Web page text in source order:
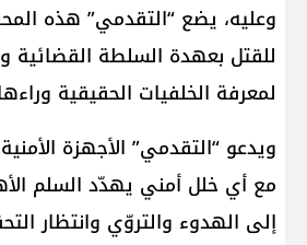
وعليه، يضع “التقدمي” هذه
للقتل بعهدة السلطة القضائية
لمعرفة الخلفيات الحقيقية
ويدعو “التقدمي” الأجهزة
مع أي خلل أمني يهدّد السلم
إلى الهدوء والتروّي وانتظار